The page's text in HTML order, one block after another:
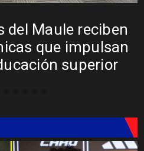
del Maule reciben
que impulsan
superior